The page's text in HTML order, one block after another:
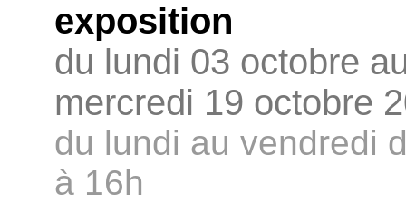
exposition
du lundi 03 octobre
mercredi 19 octobre
du lundi au vendredi
à 16h